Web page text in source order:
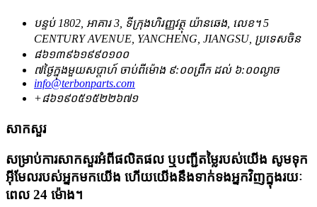
បន្ទប់ 1802, អាគារ 3, ទីក្រុងហិរញ្ញវត្ថុ យ៉ានឆេង, លេខ។ 5
CENTURY AVENUE, YANCHENG, JIANGSU, ប្រទេសចិន
៨៦១៣៩៦១៩៩០១០០
៧ថ្ងៃក្នុងមួយសប្តាហ៍ ចាប់ពីម៉ោង ៩:០០ព្រឹក ដល់ ៦:០០ល្ងាច
info@terbonparts.com
+៨៦១៩០៥១៥២២៦៧១
សាកសួរ
សម្រាប់ការសាកសួរអំពីផលិតផល ឬបញ្ជីតម្លៃរបស់យើង សូមទុក
អ៊ីមែលរបស់អ្នកមកយើង ហើយយើងនឹងទាក់ទងអ្នកវិញក្នុងរយៈ
ពេល 24 ម៉ោង។